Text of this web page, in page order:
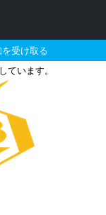
受け取る
ています。
邦軍型